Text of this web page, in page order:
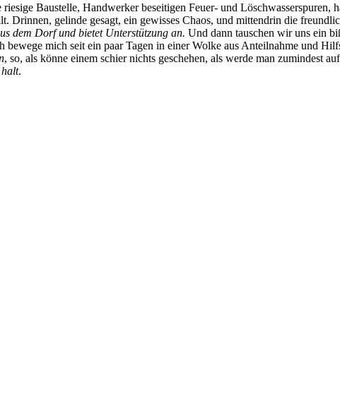
Baustelle, Handwerker beseitigen Feuer- und Löschwasserspuren,
Drinnen, gelinde gesagt, ein gewisses Chaos, und mittendrin die
dem Dorf und bietet Unterstützung an. Und dann tauschen wir uns ein
mich seit ein paar Tagen in einer Wolke aus Anteilnahme und
, so, als könne einem schier nichts geschehen, als werde man zumindest
.